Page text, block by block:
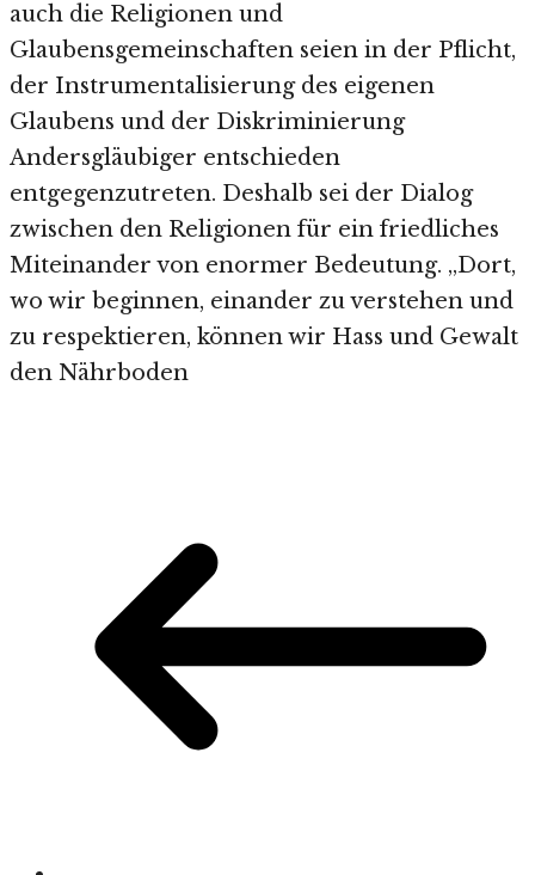
auch die Religionen und
Glaubensgemeinschaften seien in der Pflicht,
der Instrumentalisierung des eigenen
Glaubens und der Diskriminierung
Andersgläubiger entschieden
entgegenzutreten. Deshalb sei der Dialog
zwischen den Religionen für ein friedliches
Miteinander von enormer Bedeutung. „Dort,
wo wir beginnen, einander zu verstehen und
zu respektieren, können wir Hass und Gewalt
den Nährboden